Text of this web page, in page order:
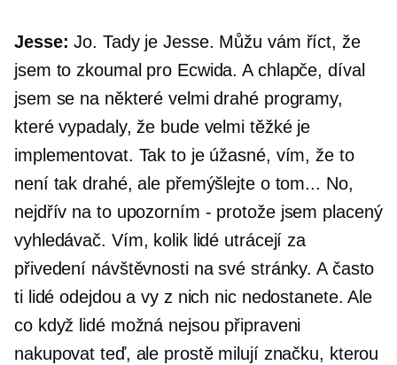
Jesse: Jo. Tady je Jesse. Můžu vám říct, že
jsem to zkoumal pro Ecwida. A chlapče, díval
jsem se na některé velmi drahé programy,
které vypadaly, že bude velmi těžké je
implementovat. Tak to je úžasné, vím, že to
není tak drahé, ale přemýšlejte o tom... No,
nejdřív na to upozorním - protože jsem placený
vyhledávač. Vím, kolik lidé utrácejí za
přivedení návštěvnosti na své stránky. A často
ti lidé odejdou a vy z nich nic nedostanete. Ale
co když lidé možná nejsou připraveni
nakupovat teď, ale prostě milují značku, kterou